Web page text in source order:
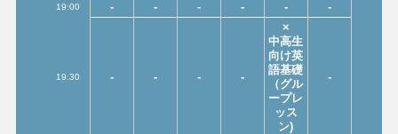
19:00 - - - - - -
19:30 - - - -
×
中高生
向け英
語基礎
（グル
ープレ
ッス
ン)
-